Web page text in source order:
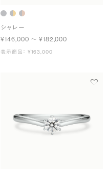
シャレー
¥146,000 〜 ¥182,000
表示商品： ¥163,000